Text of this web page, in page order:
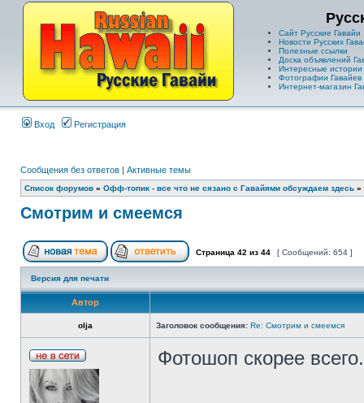
Сайт Русские Гавайи
Новости Русских
Полезные ссылки
Доска объявлений
Интересные истории
Фотографии Гавайев
Интернет-магазин
Вход Регистрация
Сообщения без ответов | Активные темы
Список форумов » Офф-топик - все что не сязано с Гавайями обсуждаем здесь »
Смотрим и смеемся
Страница 42 из 44 [ Сообщений: 654 ]
Версия для печати
Автор
olja Заголовок сообщения: Re: Смотрим и смеемся
Фотошоп скорее всего.